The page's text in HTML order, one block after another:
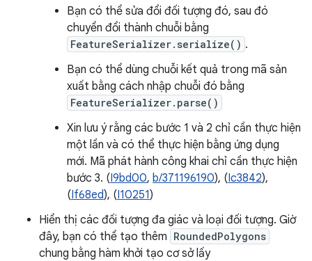
Bạn có thể sửa đổi đối tượng đó, sau đó
chuyển đổi thành chuỗi bằng
FeatureSerializer.serialize() .
Bạn có thể dùng chuỗi kết quả trong mã sản
xuất bằng cách nhập chuỗi đó bằng
FeatureSerializer.parse()
Xin lưu ý rằng các bước 1 và 2 chỉ cần thực hiện
một lần và có thể thực hiện bằng ứng dụng
mới. Mã phát hành công khai chỉ cần thực hiện
bước 3. (I9bd00, b/371196190), (Ic3842),
(If68ed), (I10251)
Hiển thị các đối tượng đa giác và loại đối tượng. Giờ
đây, bạn có thể tạo thêm RoundedPolygons
chung bằng hàm khởi tạo cơ sở lấy